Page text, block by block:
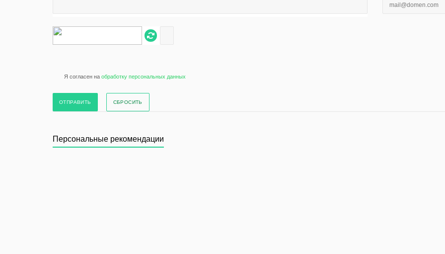
Я согласен на обработку персональных данных
СБРОСИТЬ
Персональные рекомендации